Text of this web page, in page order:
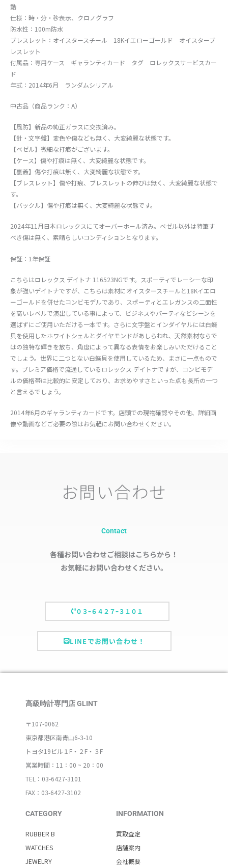
動
仕様：時・分・秒表示、クロノグラフ
防水性：100m防水
ブレスレット：オイスタースチール 18Kイエローゴールド オイスターブ
レスレット
付属品：専用ケース ギャランティカード タグ ロレックスサービスカー
ド
年式：2014年6月 ランダムシリアル
中古品（商品ランク：A）
【風防】新品の純正ガラスに交換済み。
【針・文字盤】変色や傷なども無く、大変綺麗な状態です。
【ベゼル】微細な打痕がございます。
【ケース】傷や打痕は無く、大変綺麗な状態です。
【裏蓋】傷や打痕は無く、大変綺麗な状態です。
【ブレスレット】傷や打痕、ブレスレットの伸びは無く、大変綺麗な状態で
す。
【バックル】傷や打痕は無く、大変綺麗な状態です。
2024年11月日本ロレックスにてオーバーホール済み。ベゼル以外は特筆す
べき傷は無く、素晴らしいコンディションとなります。
保証：1年保証
こちらはロレックス デイトナ 116523NGです。スポーティでレーシーな印
象が強いデイトナですが、こちらは素材にオイスタースチールと18Kイエロ
ーゴールドを併せたコンビモデルであり、スポーティとエレガンスの二面性
を高いレベルで演出している事によって、ビジネスやパーティなどシーンを
選ばずにご使用いただける一本です。さらに文字盤とインダイヤルには白蝶
貝を使用したホワイトシェルとダイヤモンドがあしらわれ、天然素材ならで
はの独特な輝きを放ち、角度によって異なる表情をお楽しみいただけること
でしょう。世界に二つとない白蝶貝を使用しているため、まさに一点もので
す。プレミア価格で流通しているロレックス デイトナですが、コンビモデ
ルの価格帯は比較的に安定しており、お求めやすさといった点も長所の一つ
と言えるでしょう。
2014年6月のギャランティカードです。店頭での現物確認やその他、詳細画
像や動画などご必要の際はお気軽にお問い合わせください。
お問い合わせ
Contact
各種お問い合わせご相談はこちらから！
お気軽にお問い合わせください。
０３ｰ６４２７ｰ３１０１
LINEでお問い合わせ！
高級時計専門店 GLINT
〒107-0062
東京都港区南青山6-3-10
トヨタ19ビル１F・２F・３F
営業時間：11：00 ~ 20：00
TEL：03-6427-3101
FAX：03-6427-3102
CATEGORY
RUBBER B
WATCHES
JEWELRY
INFORMATION
買取査定
店舗案内
会社概要